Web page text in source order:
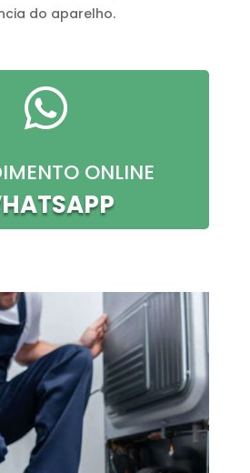
do aparelho.

ONLINE